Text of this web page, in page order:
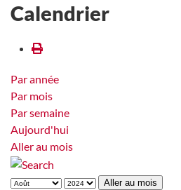
Calendrier
Par année
Par mois
Par semaine
Aujourd'hui
Aller au mois
Aller au mois